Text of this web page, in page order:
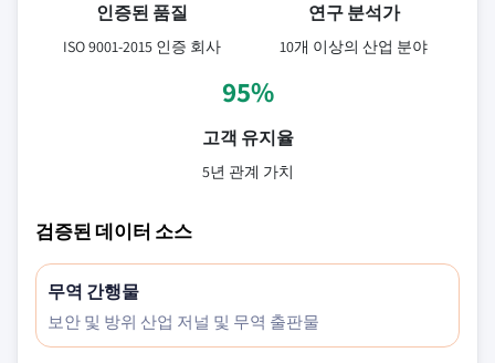
인증된 품질
ISO 9001-2015 인증 회사
연구 분석가
10개 이상의 산업 분야
95%
고객 유지율
5년 관계 가치
검증된 데이터 소스
무역 간행물
보안 및 방위 산업 저널 및 무역 출판물